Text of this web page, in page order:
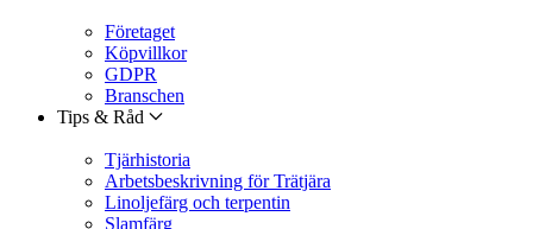
Företaget
Köpvillkor
GDPR
Branschen
Tips & Råd
Tjärhistoria
Arbetsbeskrivning för Trätjära
Linoljefärg och terpentin
Slamfärg